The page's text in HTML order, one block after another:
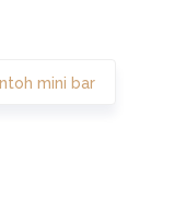
mini bar